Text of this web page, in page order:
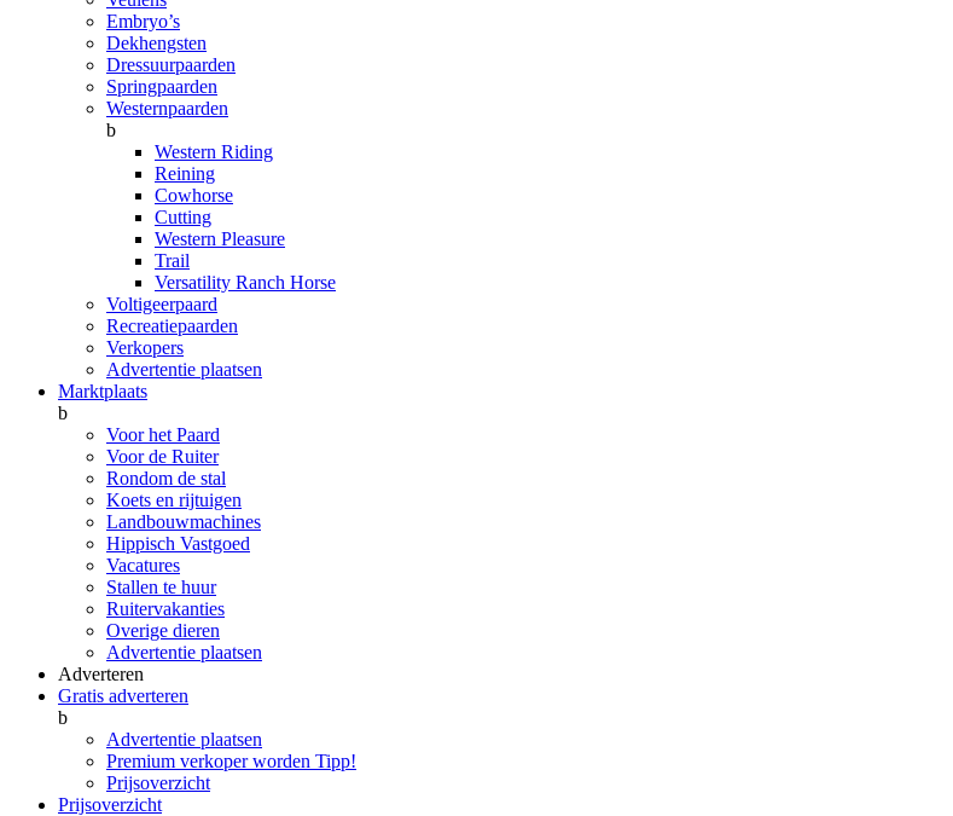
Embryo’s
Dekhengsten
Dressuurpaarden
Springpaarden
Westernpaarden
b
Western Riding
Reining
Cowhorse
Cutting
Western Pleasure
Trail
Versatility Ranch Horse
Voltigeerpaard
Recreatiepaarden
Verkopers
Advertentie plaatsen
Marktplaats
b
Voor het Paard
Voor de Ruiter
Rondom de stal
Koets en rijtuigen
Landbouwmachines
Hippisch Vastgoed
Vacatures
Stallen te huur
Ruitervakanties
Overige dieren
Advertentie plaatsen
Adverteren
Gratis adverteren
b
Advertentie plaatsen
Premium verkoper worden Tipp!
Prijsoverzicht
Prijsoverzicht